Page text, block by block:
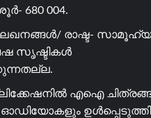
680 004.
ലേഖനങ്ങൾ/ രാഷ്ട-
സൃഷ്ടികൾ
എഐ